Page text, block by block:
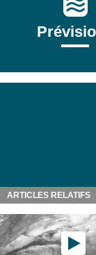
ARTICLES RELATIFS